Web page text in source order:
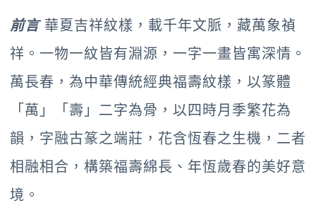
前言華夏吉祥紋樣，載千年文脈，藏萬象禎
祥。一物一紋皆有淵源，一字一畫皆寓深情。
萬長春，為中華傳統經典福壽紋樣，以篆體
「萬」「壽」二字為骨，以四時月季繁花為
韻，字融古篆之端莊，花含恆春之生機，二者
相融相合，構築福壽綿長、年恆歲春的美好意
境。